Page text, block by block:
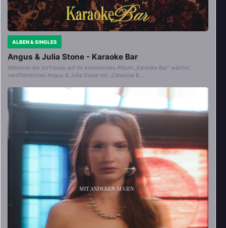
ALBEN & SINGLES
Angus & Julia Stone - Karaoke Bar
Während die Vorfreude auf ihr kommendes Album „Karaoke Bar“ wächst,
veröffentlichen Angus & Julia Stone mit „Celestial B…